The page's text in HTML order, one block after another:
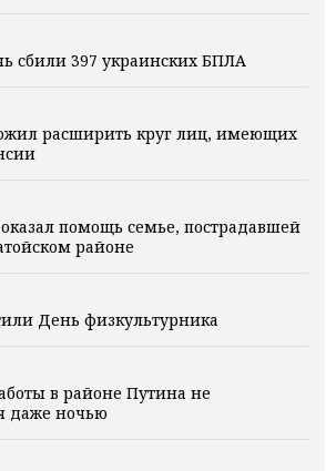
сбили 397 украинских БПЛА
расширить круг лиц, имеющих
помощь семье, пострадавшей
районе
День физкультурника
в районе Путина не
даже ночью